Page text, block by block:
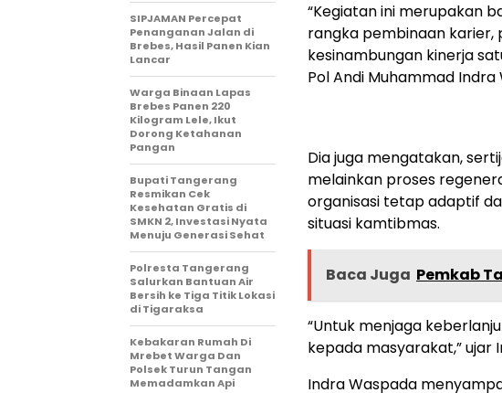
“Kegiatan ini merupakan
rangka pembinaan karier,
kesinambungan kinerja
Pol Andi Muhammad
Dia juga mengatakan,
melainkan proses
organisasi tetap adaptif
situasi kamtibmas.
Baca Juga Pemkab
“Untuk menjaga
kepada masyarakat,” ujar
Indra Waspada
SIPJAMAN Percepat
Penanganan Jalan di
Brebes, Hasil Panen Kian
Lancar
Warga Binaan Lapas
Brebes Panen 220
Kilogram Lele, Ikut
Dorong Ketahanan
Pangan
‎Bupati Tangerang
Resmikan Cek
Kesehatan Gratis di
SMKN 2, Investasi Nyata
Menuju Generasi Sehat
Polresta Tangerang
Salurkan Bantuan Air
Bersih ke Tiga Titik Lokasi
di Tigaraksa
Kebakaran Rumah Di
Mrebet Warga Dan
Polsek Turun Tangan
Memadamkan Api